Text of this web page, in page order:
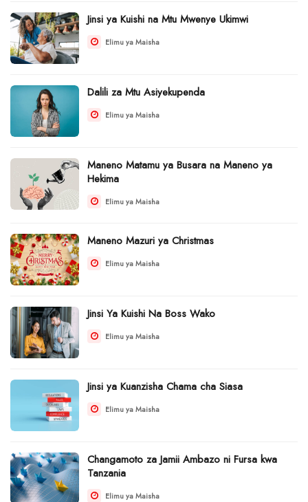
Jinsi ya Kuishi na Mtu Mwenye Ukimwi
Elimu ya Maisha
Dalili za Mtu Asiyekupenda
Elimu ya Maisha
Maneno Matamu ya Busara na Maneno ya
Hekima
Elimu ya Maisha
Maneno Mazuri ya Christmas
Elimu ya Maisha
Jinsi Ya Kuishi Na Boss Wako
Elimu ya Maisha
Jinsi ya Kuanzisha Chama cha Siasa
Elimu ya Maisha
Changamoto za Jamii Ambazo ni Fursa kwa
Tanzania
Elimu ya Maisha